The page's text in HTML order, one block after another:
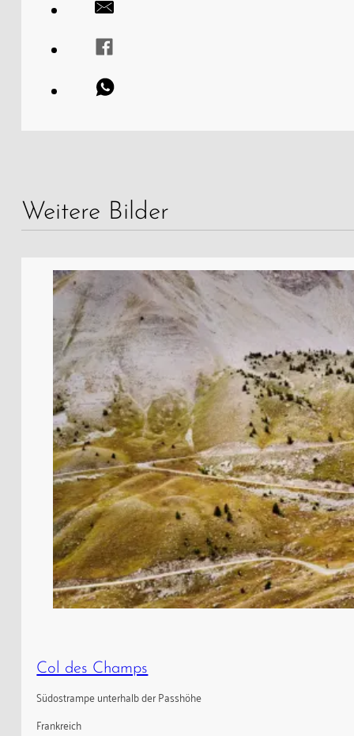
Weitere Bilder
Col des Champs
Südostrampe unterhalb der Passhöhe
Frankreich